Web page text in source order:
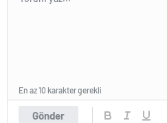
Gönder
En az 10 karakter gerekli